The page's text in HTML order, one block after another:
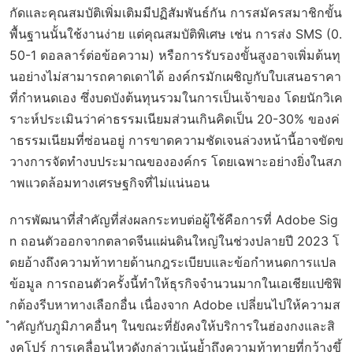
กัดและคุณสมบัติเพิ่มเติมมีปฏิสัมพันธ์กัน การสมัครสมาชิกขั้น
พื้นฐานนั้นใช้งานง่าย แต่คุณสมบัติพิเศษ เช่น การส่ง SMS (0.
50-1 ดอลลาร์ต่อข้อความ) หรือการรับรองขั้นสูงอาจเพิ่มต้นทุ
นอย่างไม่สามารถคาดเดาได้ องค์กรมักเผชิญกับใบเสนอราคา
ที่กำหนดเอง ซึ่งบดบังต้นทุนรวมในการเป็นเจ้าของ โดยนักวิเค
ราะห์ประเมินว่าค่าธรรมเนียมส่วนเกินคิดเป็น 20-30% ของค่
าธรรมเนียมที่ซ่อนอยู่ การขาดความชัดเจนล่วงหน้านี้อาจขัดข
วางการจัดทำงบประมาณขององค์กร โดยเฉพาะอย่างยิ่งในสภ
าพแวดล้อมทางเศรษฐกิจที่ไม่แน่นอน
การพัฒนาที่สำคัญที่ส่งผลกระทบต่อผู้ใช้คือการที่ Adobe Sig
n ถอนตัวออกจากตลาดจีนแผ่นดินใหญ่ในช่วงปลายปี 2023 โ
ดยอ้างถึงความท้าทายด้านกฎระเบียบและข้อกำหนดการแปล
ข้อมูล การถอนตัวครั้งนี้ทำให้ธุรกิจจำนวนมากในเอเชียแปซิฟิ
กต้องรีบหาทางเลือกอื่น เนื่องจาก Adobe เปลี่ยนไปให้ความส
ำคัญกับภูมิภาคอื่นๆ ในขณะที่ยังคงให้บริการในฮ่องกงและสิ
งคโปร์ การเคลื่อนไหวดังกล่าวเน้นย้ำถึงความท้าทายที่กว้างขึ้